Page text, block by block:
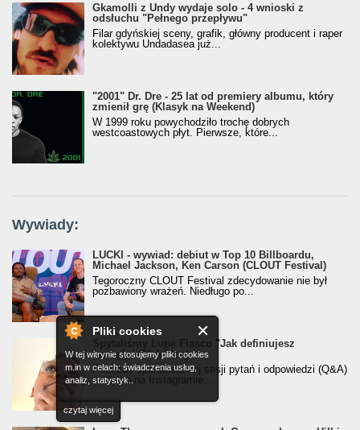
Pliki cookies
W tej witrynie stosujemy pliki cookies
m.in w celach: świadczenia usług,
analiz, statystyk..
czytaj więcej
Gkamolli z Undy wydaje solo - 4 wnioski z
odsłuchu "Pełnego przepływu"
Filar gdyńskiej sceny, grafik, główny producent i raper
kolektywu Undadasea już...
"2001" Dr. Dre - 25 lat od premiery albumu, który
zmienił grę (Klasyk na Weekend)
W 1999 roku powychodziło trochę dobrych
westcoastowych płyt. Pierwsze, które...
Wywiady:
LUCKI - wywiad: debiut w Top 10 Billboardu,
Michael Jackson, Ken Carson (CLOUT Festival)
Tegoroczny CLOUT Festival zdecydowanie nie był
pozbawiony wrażeń. Niedługo po...
Spytaliśmy Lupe Fiasco "Jak definiujesz
szczęście?" (video)
Podczas spontanicznej sesji pytań i odpowiedzi (Q&A)
na żywo na Instagramie...